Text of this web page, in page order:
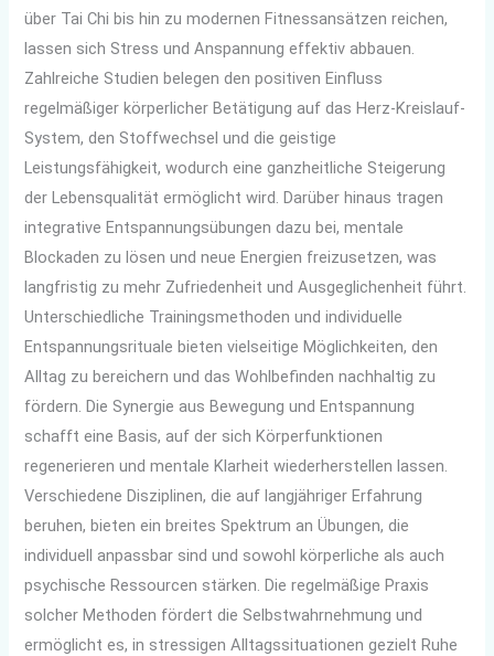
über Tai Chi bis hin zu modernen Fitnessansätzen reichen,
lassen sich Stress und Anspannung effektiv abbauen.
Zahlreiche Studien belegen den positiven Einfluss
regelmäßiger körperlicher Betätigung auf das Herz-Kreislauf-
System, den Stoffwechsel und die geistige
Leistungsfähigkeit, wodurch eine ganzheitliche Steigerung
der Lebensqualität ermöglicht wird. Darüber hinaus tragen
integrative Entspannungsübungen dazu bei, mentale
Blockaden zu lösen und neue Energien freizusetzen, was
langfristig zu mehr Zufriedenheit und Ausgeglichenheit führt.
Unterschiedliche Trainingsmethoden und individuelle
Entspannungsrituale bieten vielseitige Möglichkeiten, den
Alltag zu bereichern und das Wohlbefinden nachhaltig zu
fördern. Die Synergie aus Bewegung und Entspannung
schafft eine Basis, auf der sich Körperfunktionen
regenerieren und mentale Klarheit wiederherstellen lassen.
Verschiedene Disziplinen, die auf langjähriger Erfahrung
beruhen, bieten ein breites Spektrum an Übungen, die
individuell anpassbar sind und sowohl körperliche als auch
psychische Ressourcen stärken. Die regelmäßige Praxis
solcher Methoden fördert die Selbstwahrnehmung und
ermöglicht es, in stressigen Alltagssituationen gezielt Ruhe